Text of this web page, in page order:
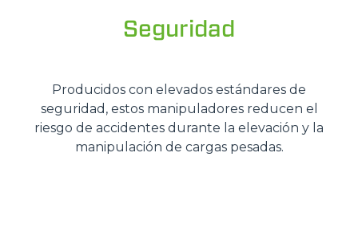
Seguridad
Producidos con elevados estándares de
seguridad, estos manipuladores reducen el
riesgo de accidentes durante la elevación y la
manipulación de cargas pesadas.